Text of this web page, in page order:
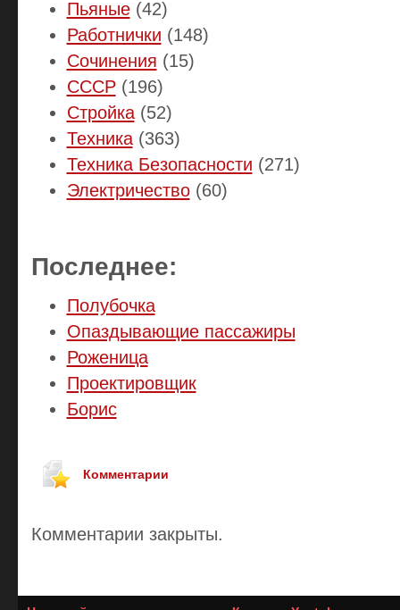
Пьяные(42)
Работнички (148)
Сочинения (15)
СССР(196)
Стройка(52)
Техника(363)
Техника Безопасности (271)
Электричество(60)
Последнее:
Полубочка
Опаздывающие пассажиры
Роженица
Проектировщик
Борис
Комментарии
Комментарии закрыты.